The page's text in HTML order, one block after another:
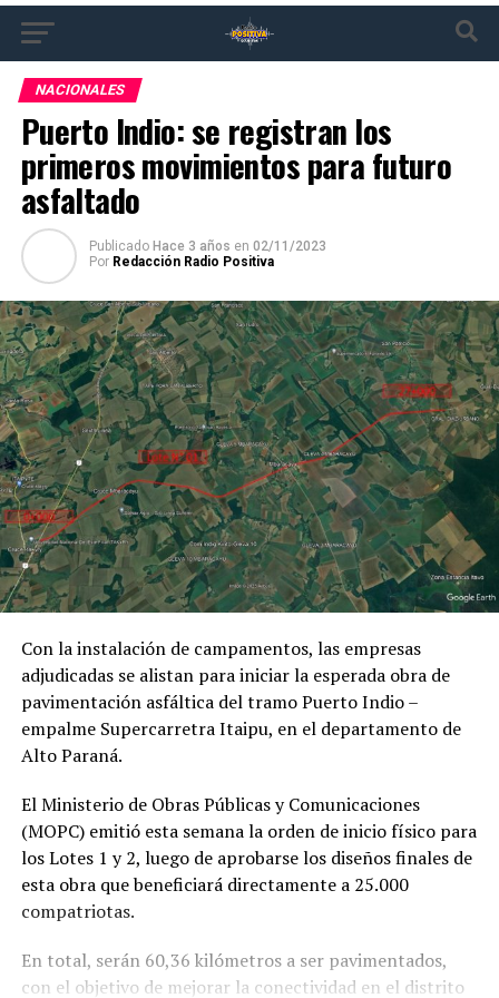
NACIONALES
Puerto Indio: se registran los
primeros movimientos para futuro
asfaltado
Publicado Hace 3 años en 02/11/2023
Por Redacción Radio Positiva
Con la instalación de campamentos, las empresas
adjudicadas se alistan para iniciar la esperada obra de
pavimentación asfáltica del tramo Puerto Indio –
empalme Supercarretra Itaipu, en el departamento de
Alto Paraná.
El Ministerio de Obras Públicas y Comunicaciones
(MOPC) emitió esta semana la orden de inicio físico para
los Lotes 1 y 2, luego de aprobarse los diseños finales de
esta obra que beneficiará directamente a 25.000
compatriotas.
En total, serán 60,36 kilómetros a ser pavimentados,
con el objetivo de mejorar la conectividad en el distrito